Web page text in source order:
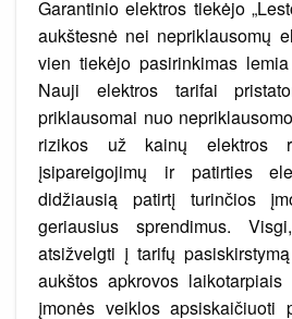
Garantinio elektros tiekėjo
aukštesnė nei nepriklausomų
vien tiekėjo pasirinkimas
Nauji elektros tarifai
priklausomai nuo
rizikos už kainų elektros
įsipareigojimų ir patirties
didžiausią patirtį turinčios
geriausius sprendimus.
atsižvelgti į tarifų
aukštos apkrovos
įmonės veiklos apsiskaičiuoti